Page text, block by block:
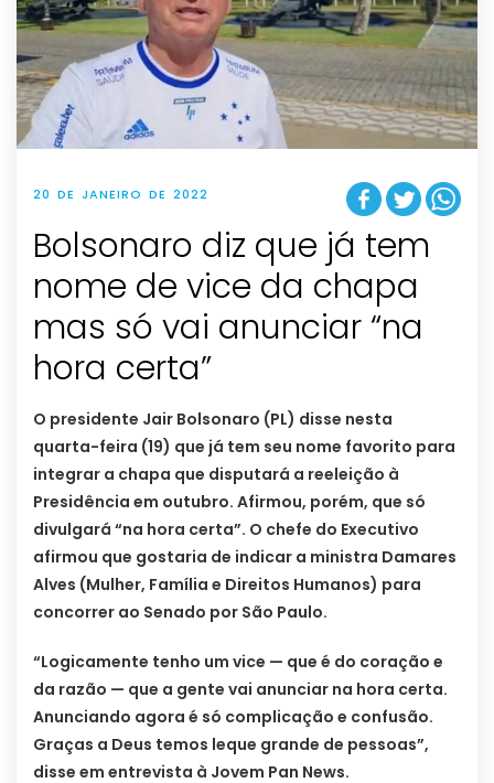
20 DE JANEIRO DE 2022
Bolsonaro diz que já tem
nome de vice da chapa
mas só vai anunciar “na
hora certa”
O presidente Jair Bolsonaro (PL) disse nesta
quarta-feira (19) que já tem seu nome favorito para
integrar a chapa que disputará a reeleição à
Presidência em outubro. Afirmou, porém, que só
divulgará “na hora certa”. O chefe do Executivo
afirmou que gostaria de indicar a ministra Damares
Alves (Mulher, Família e Direitos Humanos) para
concorrer ao Senado por São Paulo.
“Logicamente tenho um vice — que é do coração e
da razão — que a gente vai anunciar na hora certa.
Anunciando agora é só complicação e confusão.
Graças a Deus temos leque grande de pessoas”,
disse em entrevista à Jovem Pan News.